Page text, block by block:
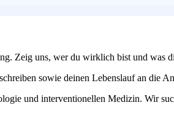
Zeig uns, wer du wirklich bist und was
sowie deinen Lebenslauf an die
und interventionellen Medizin. Wir